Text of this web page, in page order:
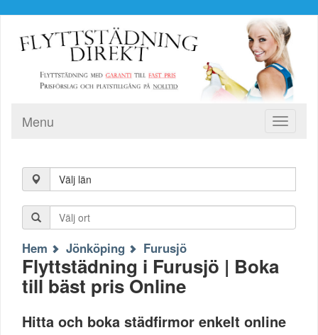
Toggle
Menu
Välj län
Hem Jönköping Furusjö
Flyttstädning i Furusjö | Boka
till bäst pris Online
Hitta och boka städfirmor enkelt online